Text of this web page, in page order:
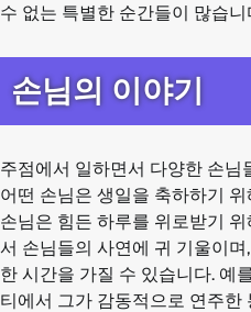
수 없는 특별한 순간들이 많습니
손님의 이야기
주점에서 일하면서 다양한 손님
어떤 손님은 생일을 축하하기
손님은 힘든 하루를 위로받기
서 손님들의 사연에 귀 기울이
한 시간을 가질 수 있습니다. 예
티에서 그가 감동적으로 연주한